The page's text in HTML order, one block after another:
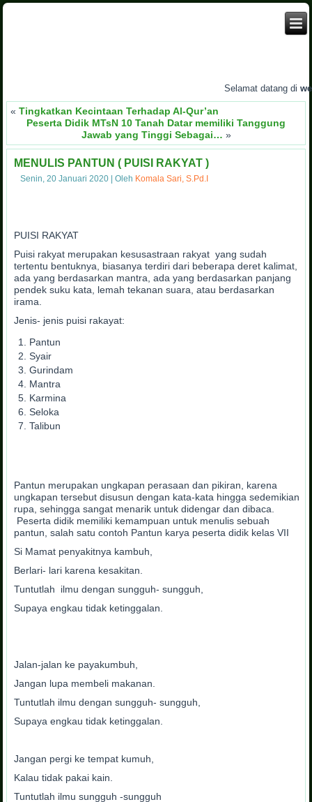
Selamat datang di
«Tingkatkan Kecintaan Terhadap Al-Qur’an
Peserta Didik MTsN 10 Tanah Datar memiliki Tanggung
Jawab yang Tinggi Sebagai… »
MENULIS PANTUN ( PUISI RAKYAT )
Senin, 20 Januari 2020 |Oleh Komala Sari, S.Pd.I
PUISI RAKYAT
Puisi rakyat merupakan kesusastraan rakyat yang sudah
tertentu bentuknya, biasanya terdiri dari beberapa deret kalimat,
ada yang berdasarkan mantra, ada yang berdasarkan panjang
pendek suku kata, lemah tekanan suara, atau berdasarkan
irama.
Jenis- jenis puisi rakayat:
Pantun
Syair
Gurindam
Mantra
Karmina
Seloka
Talibun
Pantun merupakan ungkapan perasaan dan pikiran, karena
ungkapan tersebut disusun dengan kata-kata hingga sedemikian
rupa, sehingga sangat menarik untuk didengar dan dibaca.
Peserta didik memiliki kemampuan untuk menulis sebuah
pantun, salah satu contoh Pantun karya peserta didik kelas VII
Si Mamat penyakitnya kambuh,
Berlari- lari karena kesakitan.
Tuntutlah ilmu dengan sungguh- sungguh,
Supaya engkau tidak ketinggalan.
Jalan-jalan ke payakumbuh,
Jangan lupa membeli makanan.
Tuntutlah ilmu dengan sungguh- sungguh,
Supaya engkau tidak ketinggalan.
Jangan pergi ke tempat kumuh,
Kalau tidak pakai kain.
Tuntutlah ilmu sungguh -sungguh